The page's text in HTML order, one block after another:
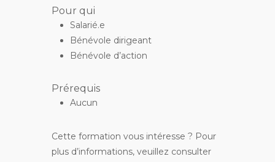
Pour qui
Salarié.e
Bénévole dirigeant
Bénévole d’action
Prérequis
Aucun
Cette formation vous intéresse ? Pour
plus d’informations, veuillez consulter